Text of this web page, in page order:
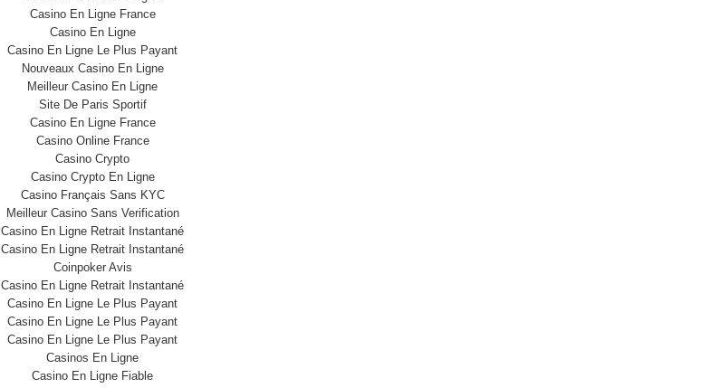
Casino En Ligne France
Casino En Ligne
Casino En Ligne Le Plus Payant
Nouveaux Casino En Ligne
Meilleur Casino En Ligne
Site De Paris Sportif
Casino En Ligne France
Casino Online France
Casino Crypto
Casino Crypto En Ligne
Casino Français Sans KYC
Meilleur Casino Sans Verification
Casino En Ligne Retrait Instantané
Casino En Ligne Retrait Instantané
Coinpoker Avis
Casino En Ligne Retrait Instantané
Casino En Ligne Le Plus Payant
Casino En Ligne Le Plus Payant
Casino En Ligne Le Plus Payant
Casinos En Ligne
Casino En Ligne Fiable